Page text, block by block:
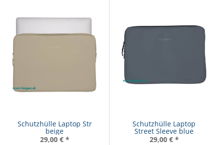
Schutzhülle Laptop Str
beige
29,00 € *
Schutzhülle Laptop
Street Sleeve blue
29,00 € *